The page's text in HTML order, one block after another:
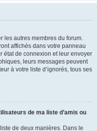
les autres membres du forum.
affichés dans votre panneau
état de connexion et leur envoyer
leurs messages peuvent
à votre liste d’ignorés, tous ses
de ma liste d’amis ou
de deux manières. Dans le